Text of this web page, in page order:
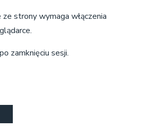
strony wymaga włączenia
zamknięciu sesji.
+48 22 380 83 00
by